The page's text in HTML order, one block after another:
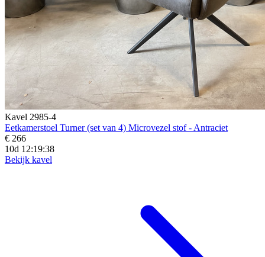
Kavel 2985-4
Eetkamerstoel Turner (set van 4) Microvezel stof - Antraciet
€ 266
10d 12:19:36
Bekijk kavel